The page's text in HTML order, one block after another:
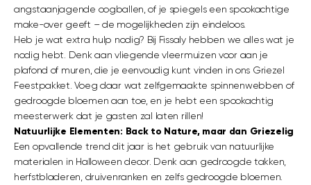
angstaanjagende oogballen, of je spiegels een spookachtige
make-over geeft – de mogelijkheden zijn eindeloos.
Heb je wat extra hulp nodig? Bij Fissaly hebben we alles wat je
nodig hebt. Denk aan vliegende vleermuizen voor aan je
plafond of muren, die je eenvoudig kunt vinden in ons Griezel
Feestpakket. Voeg daar wat zelfgemaakte spinnenwebben of
gedroogde bloemen aan toe, en je hebt een spookachtig
meesterwerk dat je gasten zal laten rillen!
Natuurlijke Elementen: Back to Nature, maar dan Griezelig
Een opvallende trend dit jaar is het gebruik van natuurlijke
materialen in Halloween decor. Denk aan gedroogde takken,
herfstbladeren, druivenranken en zelfs gedroogde bloemen.